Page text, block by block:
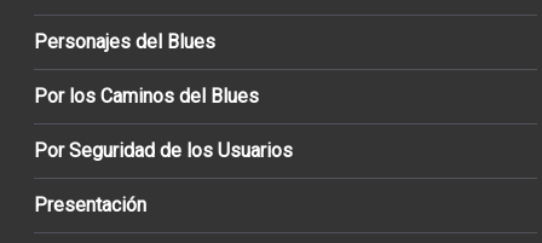
Personajes del Blues
Por los Caminos del Blues
Por Seguridad de los Usuarios
Presentación